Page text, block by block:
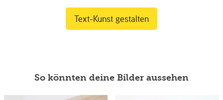
Text-Kunst gestalten
So könnten deine Bilder aussehen